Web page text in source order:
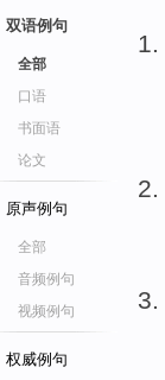
双语例句
全部
口语
书面语
论文
原声例句
全部
音频例句
视频例句
权威例句